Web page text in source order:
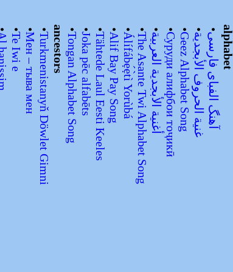
alphabet
•
آهنگ الفبای فارسی
•
غنية الحروف الأبجدية
•
Geez Alphabet Song
•
Суруди алифбои тоҷикӣ
•
أغنية الأبجدية العربية
•
The Asante Twi Alphabet Song
•
Álífábẹ́ẹ̀tì Yorùbá
•
Alif Bay Pay Song
•
Tähtede Laul Eesti Keeles
•
Joka pēc alfabēts
•
Tongan Alphabet Song
ancestors
•
Turkmenistanyň Döwlet Gimni
•
Мен – тыва мен
•
Te Iwi e